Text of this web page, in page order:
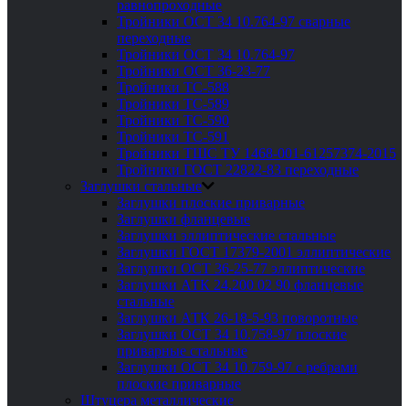
равнопроходные
Тройники ОСТ 34 10.764-97 сварные
переходные
Тройники ОСТ 34 10.764-97
Тройники ОСТ 36-23-77
Тройники ТС-588
Тройники ТС-589
Тройники ТС-590
Тройники ТС-591
Тройники ТШС ТУ 1468-001-61257374-2015
Тройники ГОСТ 22822-83 переходные
Заглушки стальные
Заглушки плоские приварные
Заглушки фланцевые
Заглушки эллиптические стальные
Заглушки ГОСТ 17379-2001 эллиптические
Заглушки ОСТ 36-25-77 эллиптические
Заглушки АТК 24.200 02 90 фланцевые
стальные
Заглушки АТК 26-18-5-93 поворотные
Заглушки ОСТ 34 10.758-97 плоские
приварные стальные
Заглушки ОСТ 34 10.759-97 с ребрами
плоские приварные
Штуцера металлические